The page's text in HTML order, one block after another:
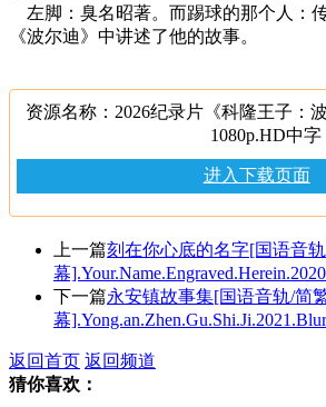
左脚：臭名昭著。而踢球的那个人：
《波尔迪》中讲述了他的故事。
资源名称：2026纪录片《科隆王子：
1080p.HD中字
进入下载页面
上一篇刻在你心底的名字[国语音
幕
下一篇永安镇故事集[国语音轨/简
幕
返回首页 返回频道
猜你喜欢：